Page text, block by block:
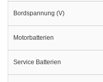
Bordspannung (V)
Motorbatterien
Service Batterien